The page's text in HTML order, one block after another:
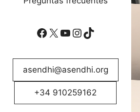
Facebook
X YouTube
Instagram
TikTok
asendhi@asendhi.org
+34 910259162